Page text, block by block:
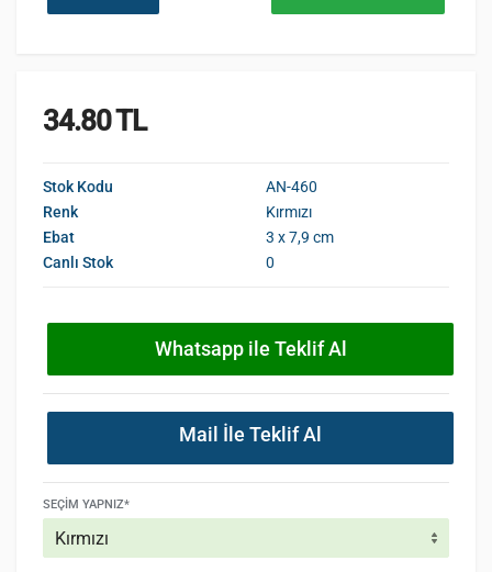
34.80 TL
Stok Kodu
AN-460
Renk
Kırmızı
Ebat
3 x 7,9 cm
Canlı Stok
0
Whatsapp ile Teklif Al
Mail İle Teklif Al
SEÇIM YAPNIZ*